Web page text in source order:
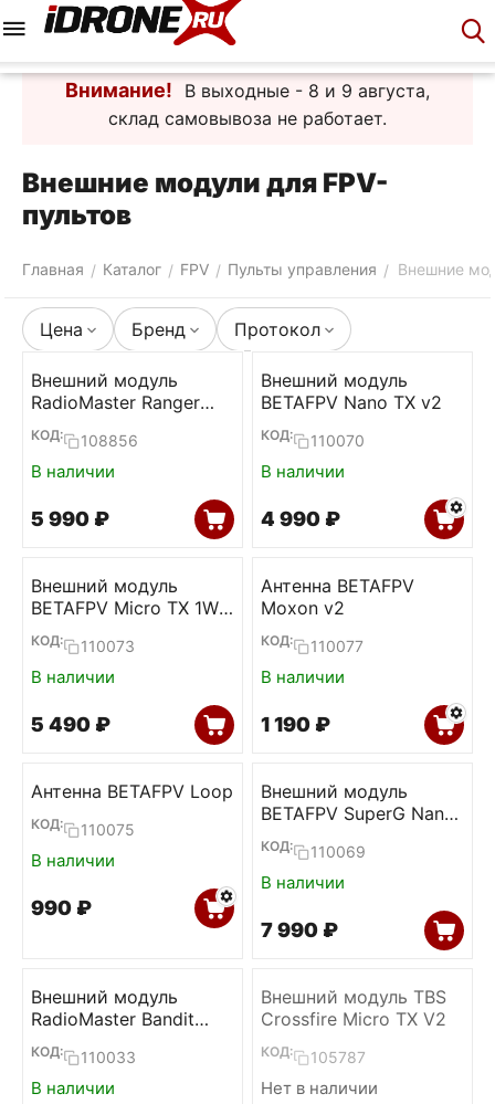
Внимание!
В выходные - 8 и 9 августа,
склад самовывоза не работает.
Внешние модули для FPV-
пультов
Главная / Каталог / FPV / Пульты управления / Внешние
Цена Бренд Протокол
Внешний модуль
RadioMaster Ranger
Nano (ELRS 2.4)
КОД: 108856
В наличии
5 990 ₽
Внешний модуль
BETAFPV Nano TX v2
КОД: 110070
В наличии
4 990 ₽
Внешний модуль
BETAFPV Micro TX 1W
(ELRS 2.4)
КОД: 110073
В наличии
5 490 ₽
Антенна BETAFPV
Moxon v2
КОД: 110077
В наличии
1 190 ₽
Антенна BETAFPV Loop
КОД: 110075
В наличии
‍990‍ ₽
Внешний модуль
BETAFPV SuperG Nano
(ELRS 2.4)
КОД: 110069
В наличии
7 990 ₽
Внешний модуль
RadioMaster Bandit
Micro (ELRS 868/915)
КОД: 110033
В наличии
Внешний модуль TBS
Crossfire Micro TX V2
КОД: 105787
Нет в наличии
Корзина